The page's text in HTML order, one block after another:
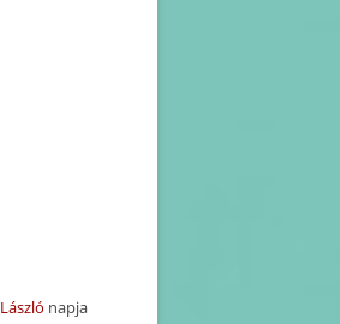
László napja